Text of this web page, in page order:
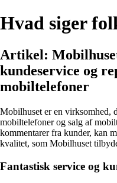
Hvad siger
Artikel:
kundeservice og
mobiltelefoner
Mobilhuset er en virksomhed,
mobiltelefoner og salg af
kommentarer fra kunder, kan
kvalitet, som Mobilhuset
Fantastisk service og